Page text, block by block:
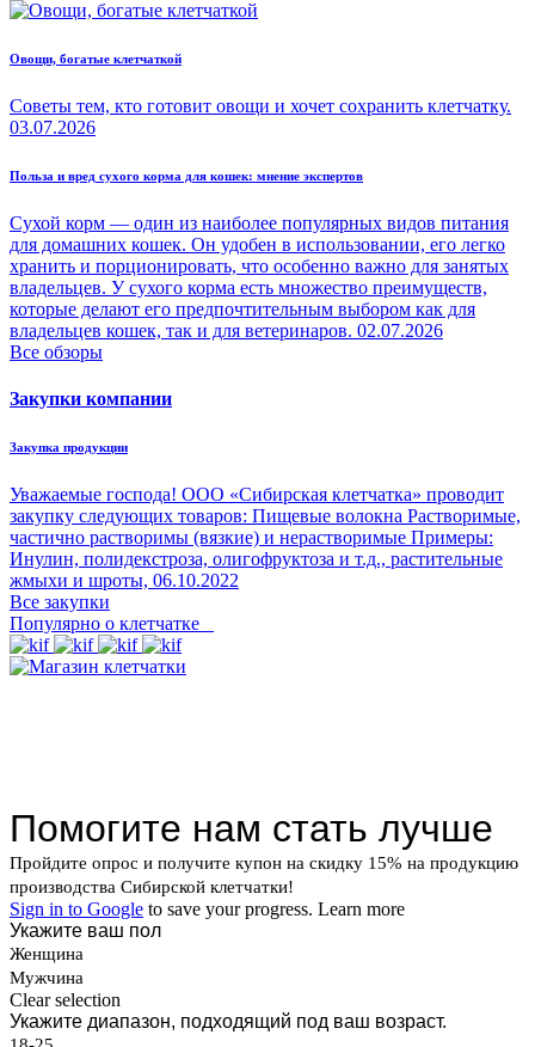
Овощи, богатые клетчаткой
Советы тем, кто готовит овощи и хочет сохранить клетчатку.
03.07.2026
Польза и вред сухого корма для кошек: мнение экспертов
Сухой корм — один из наиболее популярных видов питания
для домашних кошек. Он удобен в использовании, его легко
хранить и порционировать, что особенно важно для занятых
владельцев. У сухого корма есть множество преимуществ,
которые делают его предпочтительным выбором как для
владельцев кошек, так и для ветеринаров. 02.07.2026
Все обзоры
Закупки компании
Закупка продукции
Уважаемые господа! ООО «Сибирская клетчатка» проводит
закупку следующих товаров: Пищевые волокна Растворимые,
частично растворимы (вязкие) и нерастворимые Примеры:
Инулин, полидекстроза, олигофруктоза и т.д., растительные
жмыхи и шроты, 06.10.2022
Все закупки
Популярно о клетчатке